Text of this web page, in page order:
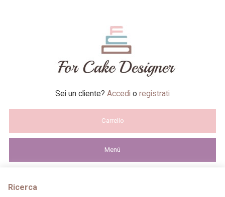
Sei un cliente? Accedi o registrati
Carrello
Menú
Ricerca